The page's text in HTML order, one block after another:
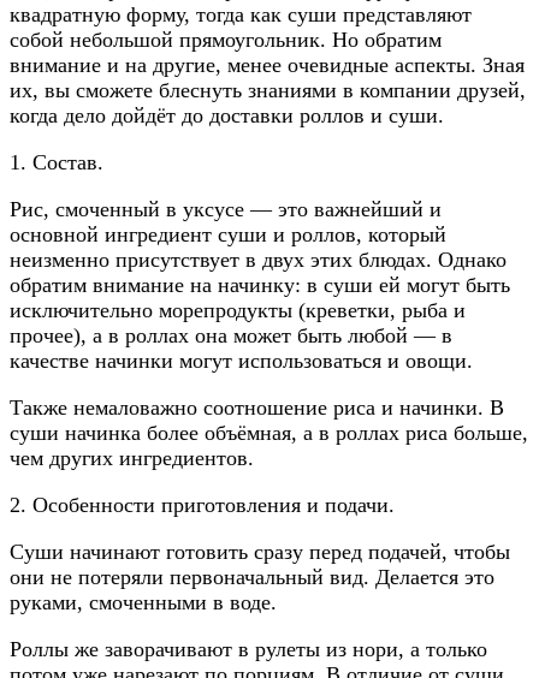
квадратную форму, тогда как суши представляют
собой небольшой прямоугольник. Но обратим
внимание и на другие, менее очевидные аспекты. Зная
их, вы сможете блеснуть знаниями в компании друзей,
когда дело дойдёт до доставки роллов и суши.
1. Состав.
Рис, смоченный в уксусе — это важнейший и
основной ингредиент суши и роллов, который
неизменно присутствует в двух этих блюдах. Однако
обратим внимание на начинку: в суши ей могут быть
исключительно морепродукты (креветки, рыба и
прочее), а в роллах она может быть любой — в
качестве начинки могут использоваться и овощи.
Также немаловажно соотношение риса и начинки. В
суши начинка более объёмная, а в роллах риса больше,
чем других ингредиентов.
2. Особенности приготовления и подачи.
Суши начинают готовить сразу перед подачей, чтобы
они не потеряли первоначальный вид. Делается это
руками, смоченными в воде.
Роллы же заворачивают в рулеты из нори, а только